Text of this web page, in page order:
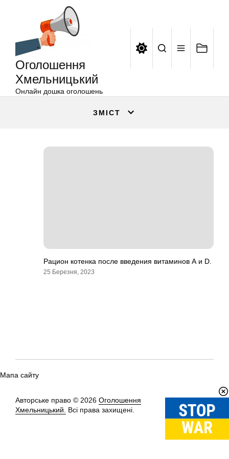
Оголошення
Хмельницький
Онлайн дошка оголошень
ЗМІСТ
Рацион котенка после введения витаминов А и D.
25 Березня, 2023
Мапа сайту
Авторське право © 2026 Оголошення
Хмельницький.
Всі права захищені.
Вгору↑